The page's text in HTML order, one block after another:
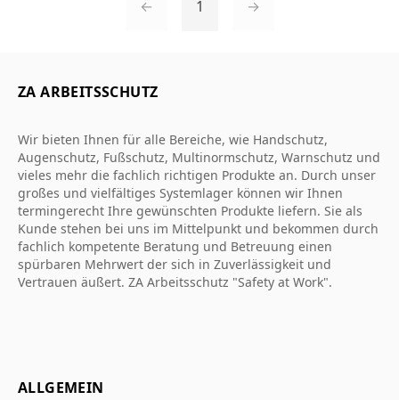
← 1 →
ZA ARBEITSSCHUTZ
Wir bieten Ihnen für alle Bereiche, wie Handschutz,
Augenschutz, Fußschutz, Multinormschutz, Warnschutz und
vieles mehr die fachlich richtigen Produkte an. Durch unser
großes und vielfältiges Systemlager können wir Ihnen
termingerecht Ihre gewünschten Produkte liefern. Sie als
Kunde stehen bei uns im Mittelpunkt und bekommen durch
fachlich kompetente Beratung und Betreuung einen
spürbaren Mehrwert der sich in Zuverlässigkeit und
Vertrauen äußert. ZA Arbeitsschutz "Safety at Work".
ALLGEMEIN